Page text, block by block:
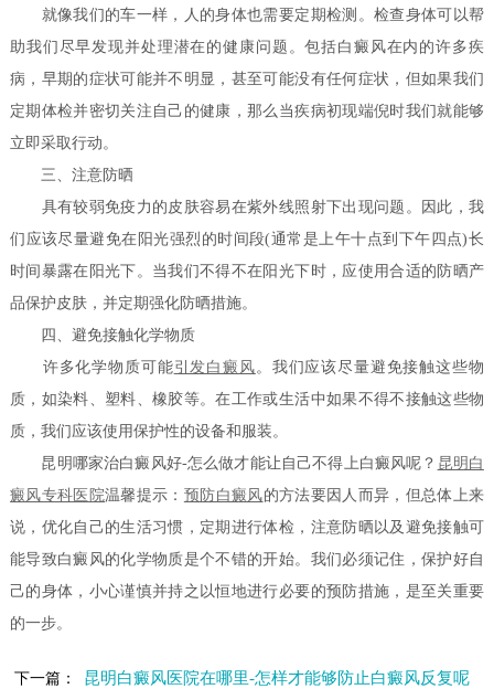
就像我们的车一样，人的身体也需要定期检测。检查身体可以帮
助我们尽早发现并处理潜在的健康问题。包括白癜风在内的许多疾
病，早期的症状可能并不明显，甚至可能没有任何症状，但如果我们
定期体检并密切关注自己的健康，那么当疾病初现端倪时我们就能够
立即采取行动。
三、注意防晒
具有较弱免疫力的皮肤容易在紫外线照射下出现问题。因此，我
们应该尽量避免在阳光强烈的时间段(通常是上午十点到下午四点)长
时间暴露在阳光下。当我们不得不在阳光下时，应使用合适的防晒产
品保护皮肤，并定期强化防晒措施。
四、避免接触化学物质
许多化学物质可能引发白癜风。我们应该尽量避免接触这些物
质，如染料、塑料、橡胶等。在工作或生活中如果不得不接触这些物
质，我们应该使用保护性的设备和服装。
昆明哪家治白癜风好-怎么做才能让自己不得上白癜风呢？ 昆明白
癜风专科医院温馨提示： 预防白癜风的方法要因人而异，但总体上来
说，优化自己的生活习惯，定期进行体检，注意防晒以及避免接触可
能导致白癜风的化学物质是个不错的开始。我们必须记住，保护好自
己的身体，小心谨慎并持之以恒地进行必要的预防措施，是至关重要
的一步。
下一篇： 昆明白癜风医院在哪里-怎样才能够防止白癜风反复呢